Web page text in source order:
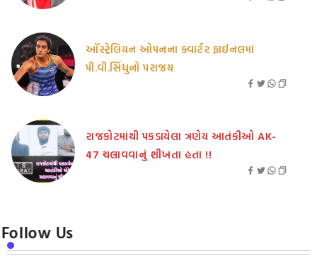
ઑસ્ટ્રેલિયન ઓપનના ક્વાર્ટર ફાઈનલમાં
પી.વી.સિંધુનો પરાજય
રાજકોટમાંથી પકડાયેલા ત્રણેય આતંકીઓ AK-
47 ચલાવવાનું શીખતા હતા !!
Follow Us